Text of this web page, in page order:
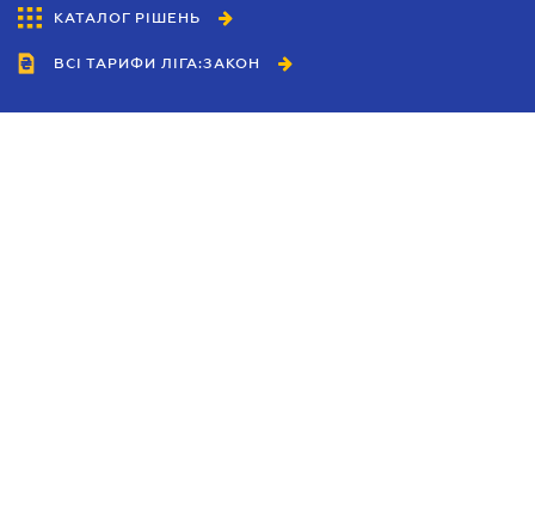
КАТАЛОГ РІШЕНЬ
ВСІ ТАРИФИ ЛІГА:ЗАКОН